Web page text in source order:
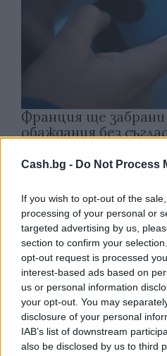
Cash.bg - Do Not Process
If you wish to opt-out of the
processing of your personal or
targeted advertising by us,
section to confirm your
opt-out request is processed
interest-based ads based on
us or personal information
your opt-out. You may
disclosure of your personal
IAB’s list of downstream
also be disclosed by us to third
Франция ще
обаждания без
07.08.2026 / 14:30